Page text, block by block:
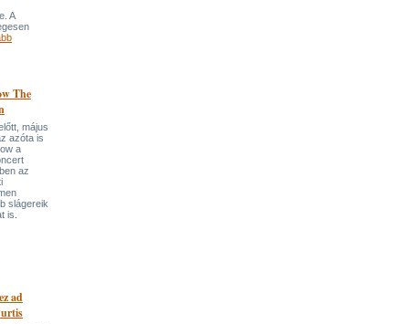
A
The
május
azóta is
a
az
slágereik
is.
ad